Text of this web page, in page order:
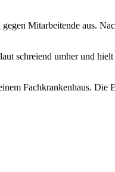
Mitarbeitende aus.
schreiend umher und hielt
Fachkrankenhaus. Die